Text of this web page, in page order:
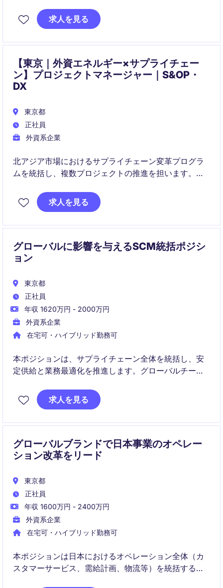
連携して供給制約の解消と業務改善を推進します。
求人を見る
【東京｜外資エネルギー×サプライチェー
ン】プロジェクトマネージャー｜S&OP・
DX
東京都
正社員
外資系企業
北アジア市場におけるサプライチェーン変革プログラ
ムを統括し、複数プロジェクトの推進を担います。
じ、事業価値の最大化に貢献します。
求人を見る
グローバルに影響を与えるSCM統括ポジシ
ョン
東京都
正社員
年収 1620万円 - 2000万円
外資系企業
在宅可・ハイブリッド勤務可
本ポジションは、サプライチェーン全体を統括し、安
定供給と業務最適化を推進します。グローバルチーム
理をリードします。
求人を見る
グローバルブランドで日本事業のオペレー
ション改革をリード
東京都
正社員
年収 1600万円 - 2400万円
外資系企業
在宅可・ハイブリッド勤務可
本ポジションは日本におけるオペレーション全体（カ
スタマーサービス、需給計画、物流等）を統括するシ